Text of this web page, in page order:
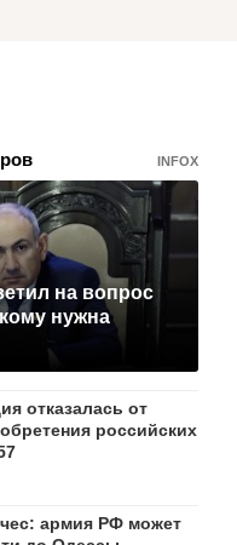
INFOX
на вопрос
нужна
отказалась от
российских
армия РФ может